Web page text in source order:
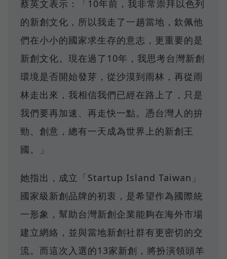
蔡英文表示：「10年前，我非常崇拜以色列
的新創文化，所以我走了一趟當地，欽佩他
們在小小的國家求生存的意志，更重要的是
新創文化。現在過了10年，我思考台灣新創
環境是否開始發芽，從沙漠到雨林，再從雨
林走出來，我相信我們已經在路上了，只是
我們要再加速、再走快一點。憑台灣人的拚
勁、創意，總有一天成為世界上的新創王
國。」
她指出，成立「Startup Island Taiwan」
國家級新創品牌的初衷，是希望作為國際統
一形象，幫助台灣新創企業能夠在海外市場
建立網絡，並與當地新創社群有更密切的交
流。而這次入選的13家新創，將扮演領頭羊